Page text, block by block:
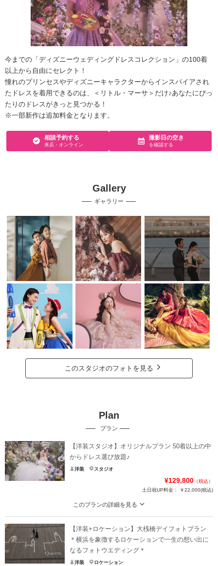
今までの「ディズニーウェディングドレスコレクション」の100着
以上から自由にセレクト！
憧れのプリンセスやディズニーキャラクターからインスパイアされ
たドレスを着用できるのは、＜リトル・マーサ＞だけ♪あなたにぴっ
たりのドレスがきっと見つかる！
※一部新作は追加料金となります。
相談予約する
来店・オンライン
撮影日の空き
を確認する
Gallery
ギャラリー
このスタジオのフォトを見る
Plan
プラン
【洋装スタジオ】オリジナルプラン 50着以上の中
からドレス選び放題♪
洋装 スタジオ
¥129,800 （税込）
土日祝UP料金：
￥22,000(税込)
このプランの詳細を見る
たっぷり50カット★ スタジオ全14種から2ブースも選べる♪
結婚式でも着用される高クオリティな衣裳からお気に入りのドレス＆タキシー
ドをお選びいただき、スタジオで撮影するプランです★
本格的で多彩なスタジオセットに加え、ライティングなどの演出も駆使し、お
ふたりの想像以上のメモリアルフォトを撮影いたします！
【洋装+ロケーション】大桟橋デイフォトプラン
＊横浜を象徴するロケーションで一生の想い出に
なるフォトウエディング＊
洋装 ロケーション